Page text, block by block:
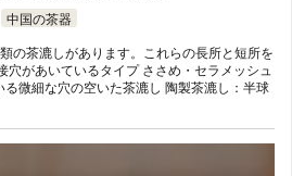
中国の茶器
の茶漉しがあります。これらの長所と短所を
穴があいているタイプ ささめ・セラメッシュ
微細な穴の空いた茶漉し 陶製茶漉し：半球